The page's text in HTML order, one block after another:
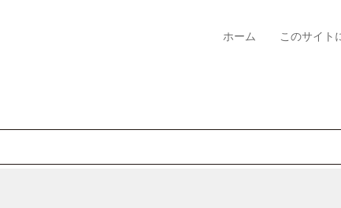
ホーム このサイト